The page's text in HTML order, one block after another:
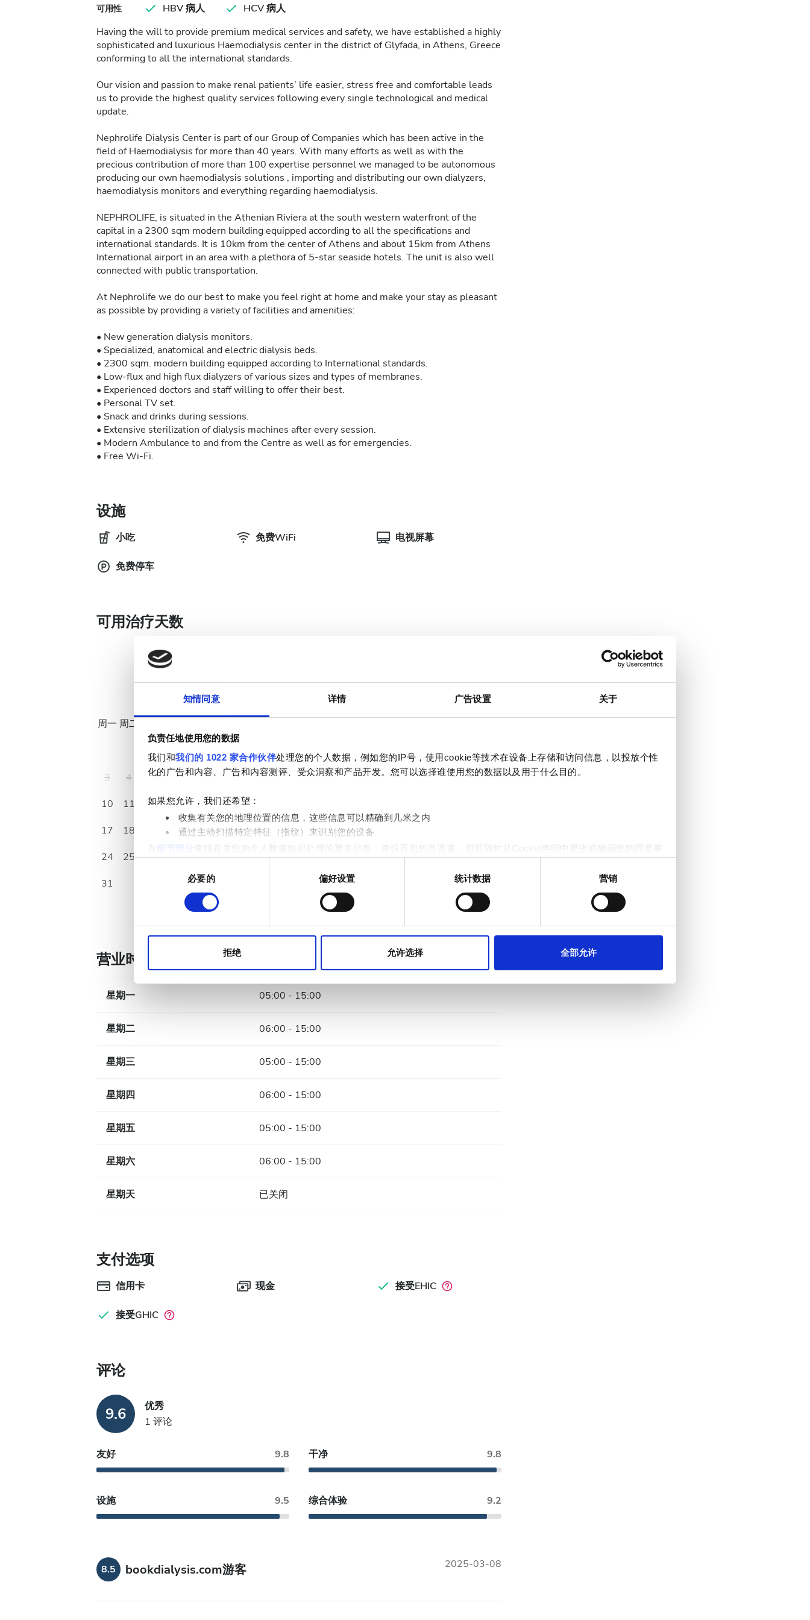
知情同意 详情 广告设置 关于
负责任地使用您的数据
我们和我们的 1022 家合作伙伴处理您的个人数据，例如您的IP号，使用cookie等技术在设备上存储和访问信息，以投放个性
化的广告和内容、广告和内容测评、受众洞察和产品开发。您可以选择谁使用您的数据以及用于什么目的。
如果您允许，我们还希望：
收集有关您的地理位置的信息，这些信息可以精确到几米之内
通过主动扫描特定特征（指纹）来识别您的设备
在
细节部分
查找有关您的个人数据如何处理的更多信息，并设置您的首选项。您可随时从Cookie声明中更改或撤回您的同意事
我们使用 Cookie 来制作贴合用户需求的内容与广告、提供社交媒体功能以及分析我们的流量。我们还会与社交媒体、广告和
分析合作伙伴分享您对我们网站的使用情况，这些合作伙伴可能会将此类信息与您提供给他们或他们在您使用其服务的过程中
必要的 偏好设置 统计数据 营销
拒绝 允许选择 全部允许
可用性 HBV 病人
HCV 病人
Having the will to provide premium medical services and safety, we have established a highly
sophisticated and luxurious Haemodialysis center in the district of Glyfada, in Athens, Greece
conforming to all the international standards.
Our vision and passion to make renal patients’ life easier, stress free and comfortable leads
us to provide the highest quality services following every single technological and medical
update.
Nephrolife Dialysis Center is part of our Group of Companies which has been active in the
field of Haemodialysis for more than 40 years. With many efforts as well as with the
precious contribution of more than 100 expertise personnel we managed to be autonomous
producing our own haemodialysis solutions , importing and distributing our own dialyzers,
haemodialysis monitors and everything regarding haemodialysis.
NEPHROLIFE, is situated in the Athenian Riviera at the south western waterfront of the
capital in a 2300 sqm modern building equipped according to all the specifications and
international standards. It is 10km from the center of Athens and about 15km from Athens
International airport in an area with a plethora of 5-star seaside hotels. The unit is also well
connected with public transportation.
At Nephrolife we do our best to make you feel right at home and make your stay as pleasant
as possible by providing a variety of facilities and amenities:
• New generation dialysis monitors.
• Specialized, anatomical and electric dialysis beds.
• 2300 sqm. modern building equipped according to International standards.
• Low-flux and high flux dialyzers of various sizes and types of membranes.
• Experienced doctors and staff willing to offer their best.
• Personal TV set.
• Snack and drinks during sessions.
• Extensive sterilization of dialysis machines after every session.
• Modern Ambulance to and from the Centre as well as for emergencies.
• Free Wi-Fi.
设施
小吃 免费WiFi 电视屏幕
免费停车
可用治疗天数
2026
周一 周二
1
2
3
4 5 7 8
9
10
11 12 13 14 15
16
17
18 20 21 22
23
24
25 26 27 28 29
30
31
九月
1 2 4 5
7
8 9 10 11 12
13
21
22 23 24 25
28
29 30
营业时间
星期一 05:00 - 15:00
星期二 06:00 - 15:00
星期三 05:00 - 15:00
星期四 06:00 - 15:00
星期五 05:00 - 15:00
星期六 06:00 - 15:00
星期天 已关闭
支付选项
信用卡 现金 接受EHIC
接受GHIC
评论
9.6
优秀
1 评论
友好 9.8 干净 9.8
设施 9.5 综合体验 9.2
8.5 bookdialysis.com游客 2025-03-08